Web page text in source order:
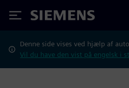
Siemens
Denne side vises ved hjælp af
Vil du have den vist på engelsk i